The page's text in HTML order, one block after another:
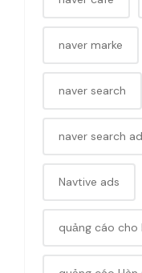
naver marke
naver search
naver search
Navtive ads
quảng cáo cho